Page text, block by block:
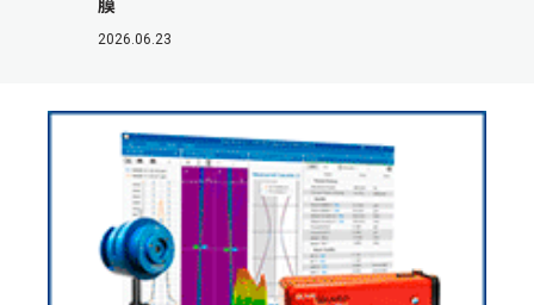
2026.06.23